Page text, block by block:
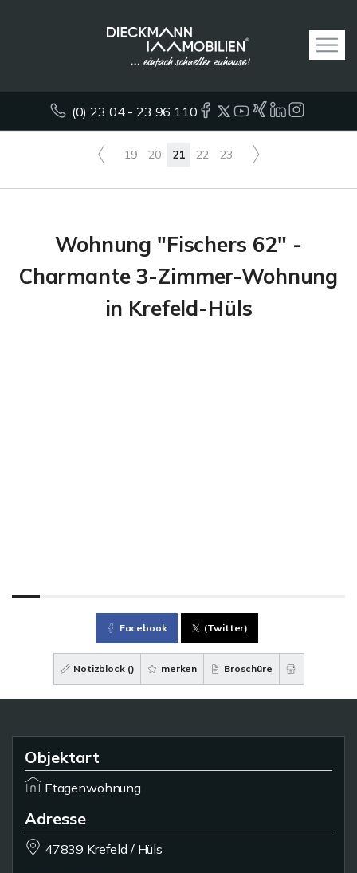
(0) 23 04 - 23 96 110
19 20 21 22 23
Wohnung "Fischers 62" -
Charmante 3-Zimmer-Wohnung
in Krefeld-Hüls
Facebook (Twitter)
Notizblock () merken Broschüre
Objektart
Etagenwohnung
Adresse
47839 Krefeld / Hüls